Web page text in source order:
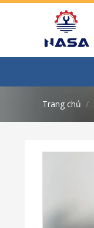
Skip
Trang chủ /